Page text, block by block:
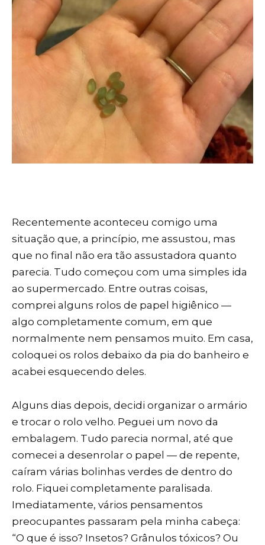
Recentemente aconteceu comigo uma
situação que, a princípio, me assustou, mas
que no final não era tão assustadora quanto
parecia. Tudo começou com uma simples ida
ao supermercado. Entre outras coisas,
comprei alguns rolos de papel higiênico —
algo completamente comum, em que
normalmente nem pensamos muito. Em casa,
coloquei os rolos debaixo da pia do banheiro e
acabei esquecendo deles.
Alguns dias depois, decidi organizar o armário
e trocar o rolo velho. Peguei um novo da
embalagem. Tudo parecia normal, até que
comecei a desenrolar o papel — de repente,
caíram várias bolinhas verdes de dentro do
rolo. Fiquei completamente paralisada.
Imediatamente, vários pensamentos
preocupantes passaram pela minha cabeça:
“O que é isso? Insetos? Grânulos tóxicos? Ou